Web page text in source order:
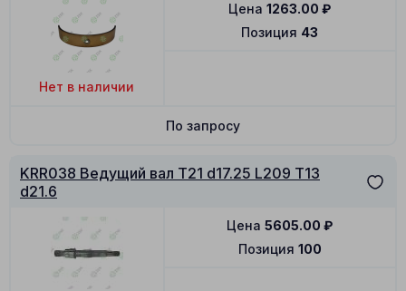
Нет в наличии
Позиция 43
Цена 1263.00 ₽
По запросу
KRR038 Ведущий вал T21 d17.25 L209 T13
d21.6
Позиция 100
Цена 5605.00 ₽